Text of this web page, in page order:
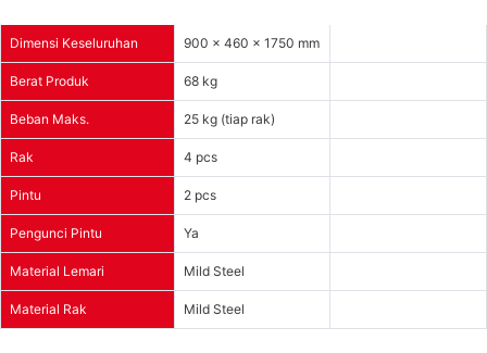
Dimensi Keseluruhan 900 x 460 x 1750 mm
Berat Produk 68 kg
Beban Maks. 25 kg (tiap rak)
Rak 4 pcs
Pintu 2 pcs
Pengunci Pintu Ya
Material Lemari Mild Steel
Material Rak Mild Steel